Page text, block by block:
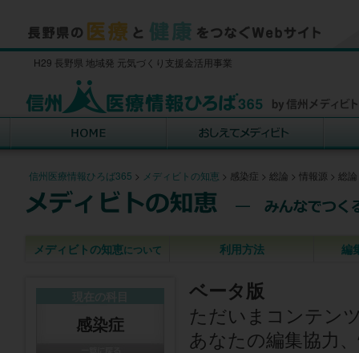
H29 長野県 地域発 元気づくり支援金活用事業
信州医療情報ひろば365 > メディビトの知恵 > 感染症 > 総論 > 情報源 > 総論
メディビトの知恵について 利用方法 編
ベータ版
ただいまコンテン
あなたの編集協力
感染症